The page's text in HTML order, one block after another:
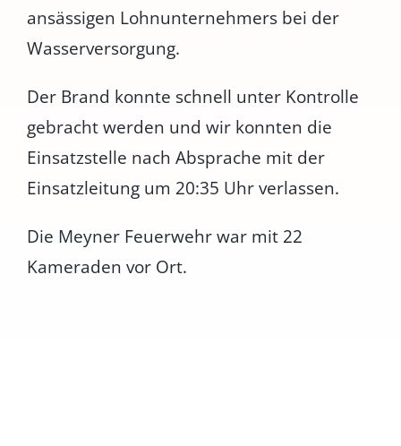
ansässigen Lohnunternehmers bei der
Wasserversorgung.
Der Brand konnte schnell unter Kontrolle
gebracht werden und wir konnten die
Einsatzstelle nach Absprache mit der
Einsatzleitung um 20:35 Uhr verlassen.
Die Meyner Feuerwehr war mit 22
Kameraden vor Ort.